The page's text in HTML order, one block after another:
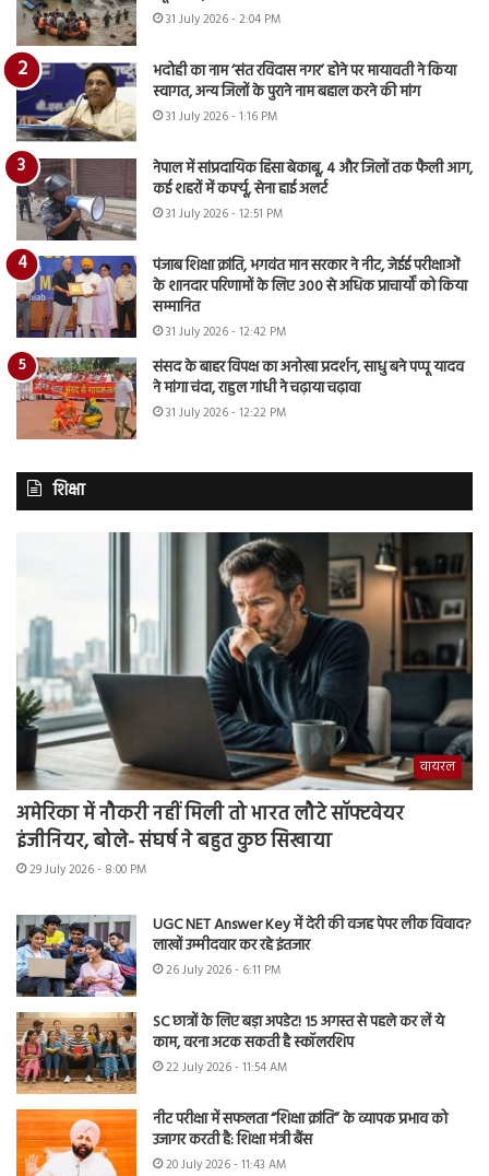
31 July 2026 - 2:04 PM
भदोही का नाम ‘संत रविदास नगर’ होने पर मायावती ने किया
स्वागत, अन्य जिलों के पुराने नाम बहाल करने की मांग
31 July 2026 - 1:16 PM
नेपाल में सांप्रदायिक हिंसा बेकाबू, 4 और जिलों तक फैली आग,
कई शहरों में कर्फ्यू, सेना हाई अलर्ट
31 July 2026 - 12:51 PM
पंजाब शिक्षा क्रांति, भगवंत मान सरकार ने नीट, जेईई परीक्षाओं
के शानदार परिणामों के लिए 300 से अधिक प्राचार्यों को किया
सम्मानित
31 July 2026 - 12:42 PM
संसद के बाहर विपक्ष का अनोखा प्रदर्शन, साधु बने पप्पू यादव
ने मांगा चंदा, राहुल गांधी ने चढ़ाया चढ़ावा
31 July 2026 - 12:22 PM
शिक्षा
वायरल
अमेरिका में नौकरी नहीं मिली तो भारत लौटे सॉफ्टवेयर
इंजीनियर, बोले- संघर्ष ने बहुत कुछ सिखाया
29 July 2026 - 8:00 PM
UGC NET Answer Key में देरी की वजह पेपर लीक विवाद?
लाखों उम्मीदवार कर रहे इंतजार
26 July 2026 - 6:11 PM
SC छात्रों के लिए बड़ा अपडेट! 15 अगस्त से पहले कर लें ये
काम, वरना अटक सकती है स्कॉलरशिप
22 July 2026 - 11:54 AM
नीट परीक्षा में सफलता “शिक्षा क्रांति” के व्यापक प्रभाव को
उजागर करती है: शिक्षा मंत्री बैंस
20 July 2026 - 11:43 AM